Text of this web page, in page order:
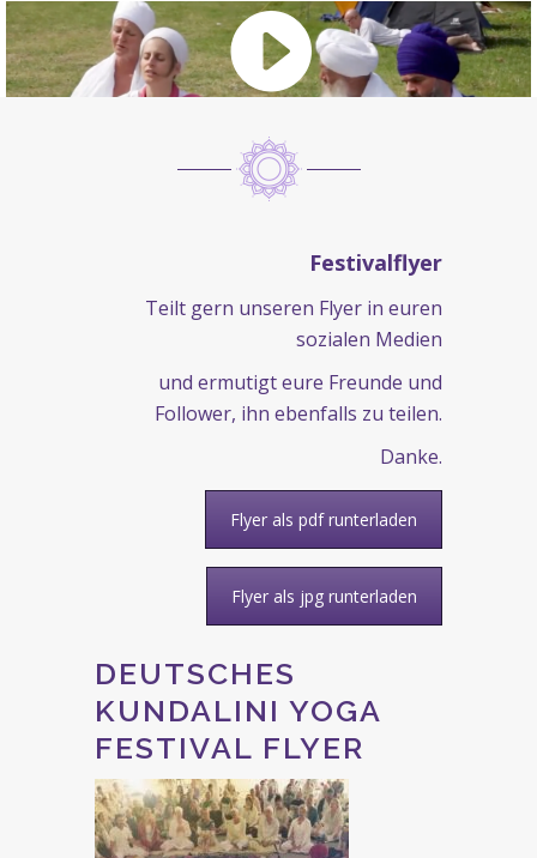
Festivalflyer
Teilt gern unseren Flyer in euren
sozialen Medien
und ermutigt eure Freunde und
Follower, ihn ebenfalls zu teilen.
Danke.
Flyer als pdf runterladen
Flyer als jpg runterladen
DEUTSCHES
KUNDALINI YOGA
FESTIVAL FLYER